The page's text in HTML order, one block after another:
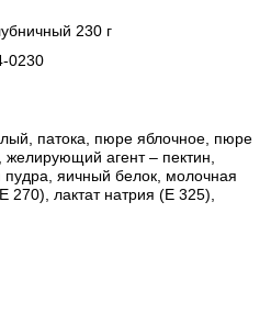
230 г
0230
патока, пюре яблочное, пюре
желирующий агент – пектин,
пудра, яичный белок, молочная
270), лактат натрия (Е 325),